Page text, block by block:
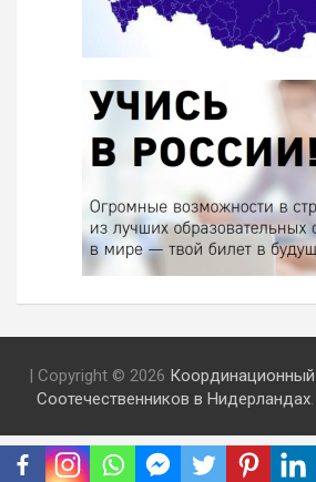
| Copyright © 2026
Соотечественников в Нидерландах